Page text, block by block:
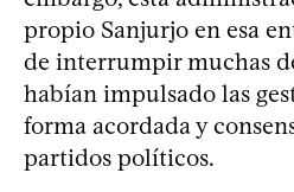
propio Sanjurjo en esa
de interrumpir muchas
habían impulsado las
forma acordada y
partidos políticos.